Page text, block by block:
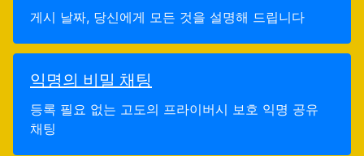
게시 날짜, 당신에게 모든 것을 설명해 드립니다
익명의 비밀 채팅
등록 필요 없는 고도의 프라이버시 보호 익명 공유
채팅